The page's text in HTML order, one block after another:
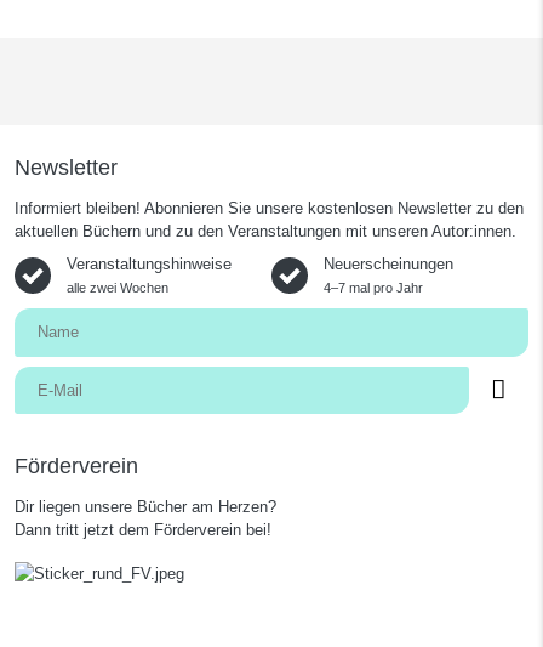
Newsletter
Informiert bleiben! Abonnieren Sie unsere kostenlosen Newsletter zu den
aktuellen Büchern und zu den Veranstaltungen mit unseren Autor:innen.
Veranstaltungshinweise
alle zwei Wochen
Neuerscheinungen
4–7 mal pro Jahr
Förderverein
Dir liegen unsere Bücher am Herzen?
Dann tritt jetzt dem Förderverein bei!